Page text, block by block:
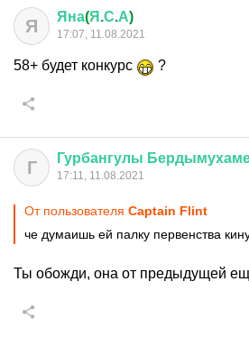
Я Яна(Я .С.А)
17:07, 11.08.2021
58+ будет конкурс ?
Г Гурбангулы
17:11, 11.08.2021
От пользователя Captain Flint
че думаишь ей палку первенства
Ты обожди, она от предыдущей